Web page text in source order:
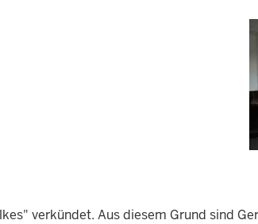
verkündet. Aus diesem Grund sind